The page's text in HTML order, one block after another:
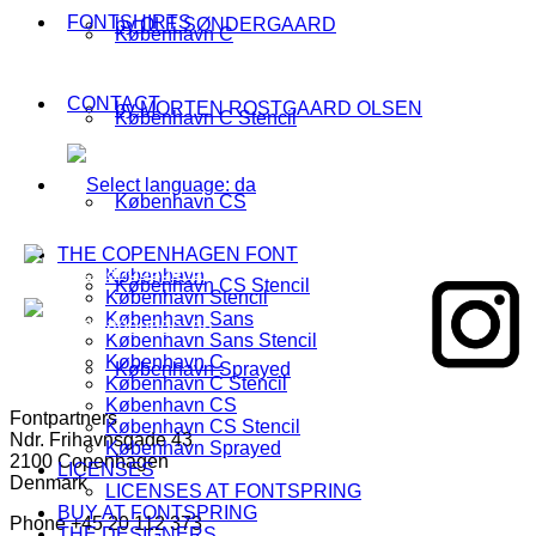
København C
København C Stencil
København CS
København CS Stencil
København Sprayed
by OLE SØNDERGAARD
by MORTEN ROSTGAARD OLSEN
FONTSHIRTS
CONTACT
THE COPENHAGEN FONT
København
København Stencil
København Sans
København Sans Stencil
København C
København C Stencil
København CS
København CS Stencil
København Sprayed
LICENSES
LICENSES AT FONTSPRING
BUY AT FONTSPRING
Fontpartners
Ndr. Frihavnsgade 43
2100 Copenhagen
Denmark
Phone +45 20 112 373